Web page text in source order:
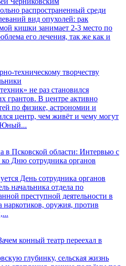
распространенный среди
вид опухолей: рак
кишки занимает 2-3 место по
его лечения, так же как и
техническому творчеству
не раз становился
грантов. В центре активно
по физике, астрономии и
центр, чем живёт и чему могут
в Псковской области: Интервью с
Дню сотрудника органов
День сотрудника органов
начальника отдела по
преступной деятельности в
наркотиков, оружия, против
конный театр переехал в
глубинку, сельская жизнь